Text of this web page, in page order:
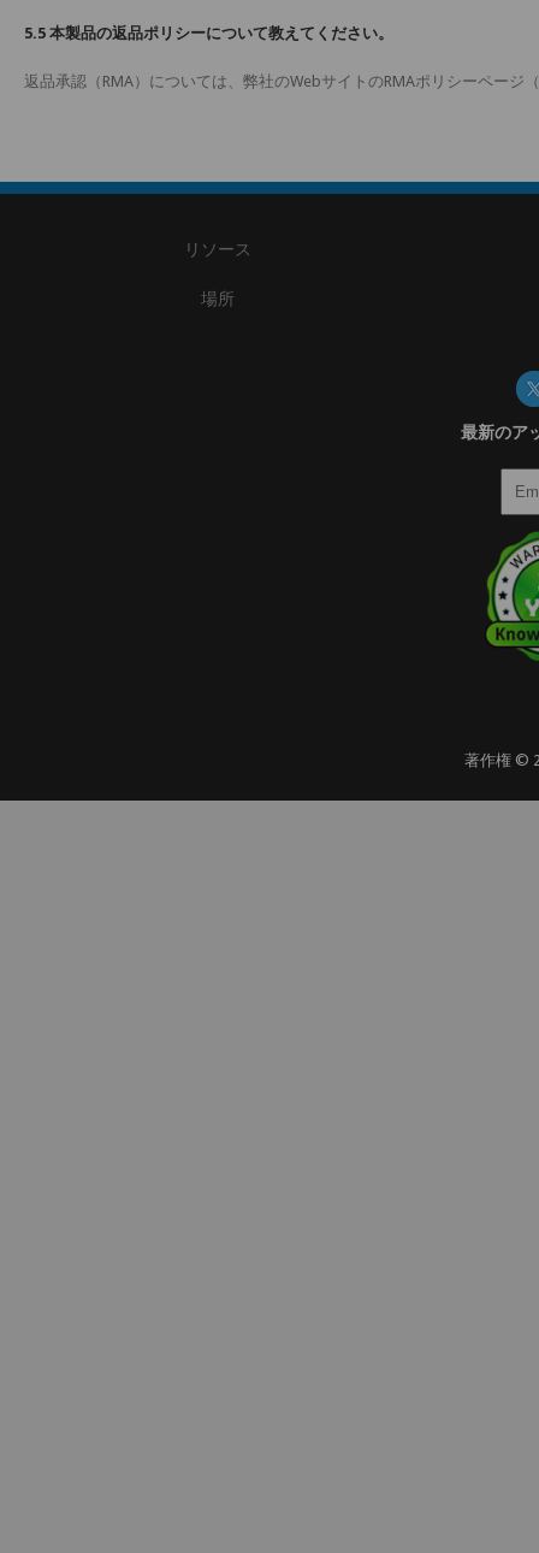
5.5 本製品の返品ポリシーについて教えてください。
返品承認（RMA）については、弊社のWebサイトのRMAポリシーページ（
リソース
場所
最新のア
著作権 ©